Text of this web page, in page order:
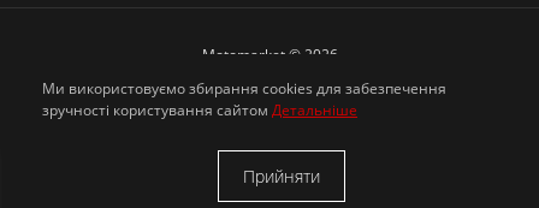
Motomarket © 2026
Ми використовуємо збирання cookies для забезпечення
зручності користування сайтом Детальніше
Прийняти